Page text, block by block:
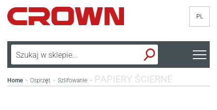
PL
Home > Osprzęt > Szlifowanie > PAPIERY ŚCIERNE